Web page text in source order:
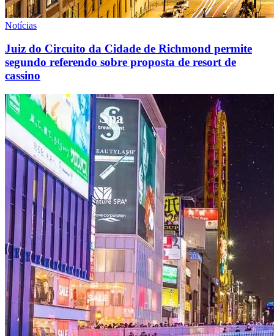
Notícias
Juiz do Circuito da Cidade de Richmond permite
segundo referendo sobre proposta de resort de
cassino